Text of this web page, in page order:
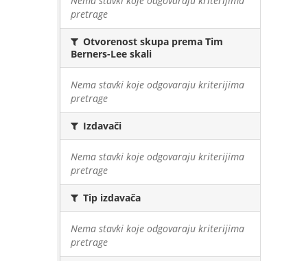
pretrage
Otvorenost skupa prema Tim
Berners-Lee skali
Nema stavki koje odgovaraju kriterijima
pretrage
Izdavači
Nema stavki koje odgovaraju kriterijima
pretrage
Tip izdavača
Nema stavki koje odgovaraju kriterijima
pretrage